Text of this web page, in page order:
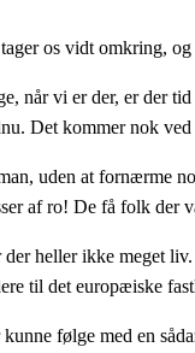
os vidt omkring,
når vi er der, er der
Det kommer nok ved
uden at fornærme
af ro! De få folk der
der heller ikke meget
til det europæiske
kunne følge med en